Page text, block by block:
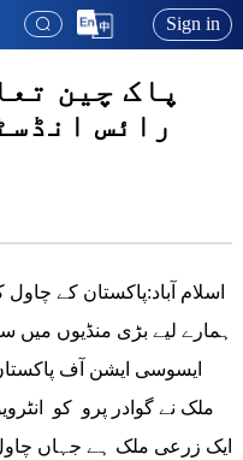
Sign in
پاک چین
رائس
اسلام آباد:پاکستان کے
ہمارے لیے بڑی منڈیوں میں
ایسوسی ایشن آف
ملک نے گوادر پرو کو
ایک زرعی ملک ہے جہاں